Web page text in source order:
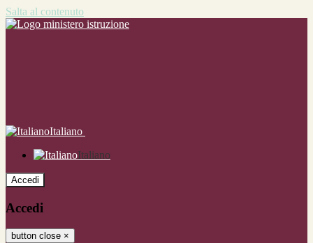
Salta al contenuto
Italiano
Italiano
Accedi
Accedi
button close ×